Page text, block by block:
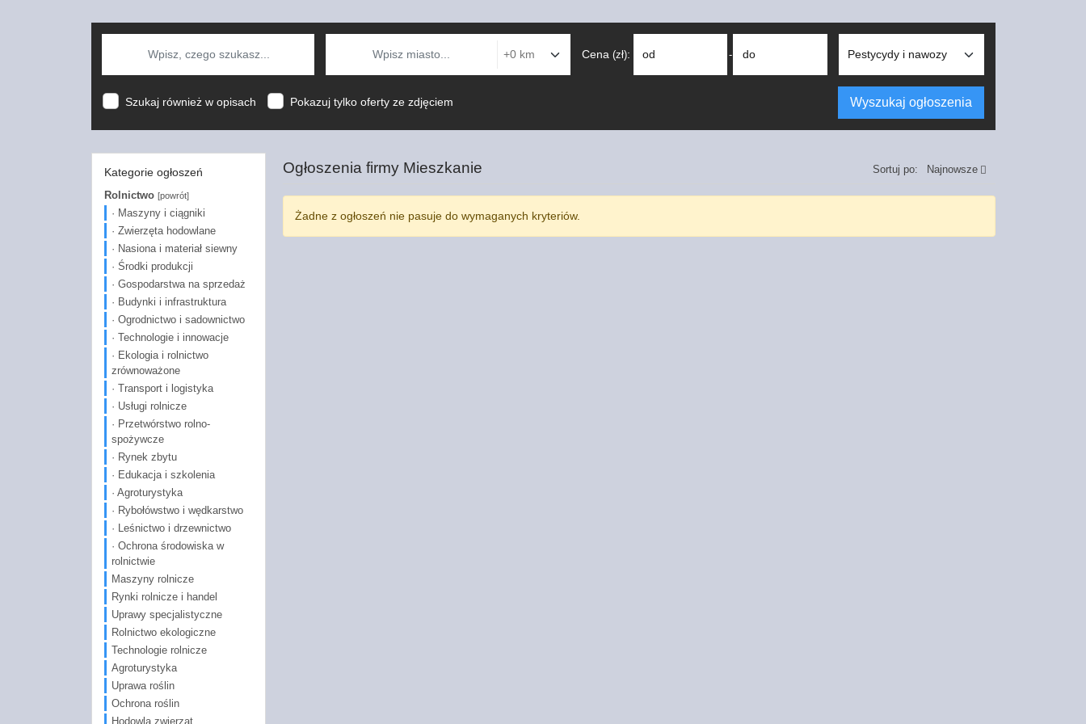
Cena (zł): od - do
Szukaj również w opisach Pokazuj tylko oferty ze zdjęciem Wyszukaj ogłoszenia
Ogłoszenia firmy Mieszkanie Sortuj po: Najnowsze
Żadne z ogłoszeń nie pasuje do wymaganych kryteriów.
Kategorie ogłoszeń
Rolnictwo [powrót]
· Maszyny i ciągniki
· Zwierzęta hodowlane
· Nasiona i materiał siewny
· Środki produkcji
· Gospodarstwa na sprzedaż
· Budynki i infrastruktura
· Ogrodnictwo i sadownictwo
· Technologie i innowacje
· Ekologia i rolnictwo
zrównoważone
· Transport i logistyka
· Usługi rolnicze
· Przetwórstwo rolno-
spożywcze
· Rynek zbytu
· Edukacja i szkolenia
· Agroturystyka
· Rybołówstwo i wędkarstwo
· Leśnictwo i drzewnictwo
· Ochrona środowiska w
rolnictwie
Maszyny rolnicze
Rynki rolnicze i handel
Uprawy specjalistyczne
Rolnictwo ekologiczne
Technologie rolnicze
Agroturystyka
Uprawa roślin
Ochrona roślin
Hodowla zwierząt